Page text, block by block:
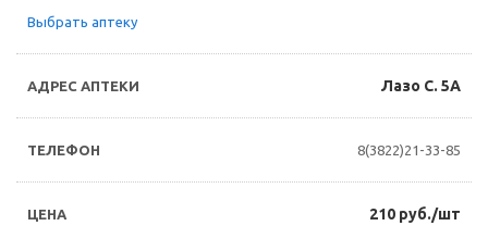
Выбрать аптеку
Лазо С. 5А
8(3822)21-33-85
210 руб./шт